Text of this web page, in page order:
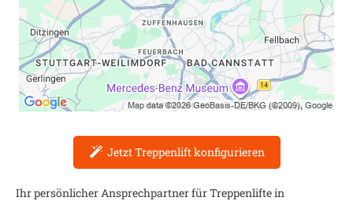
Jetzt Treppenlift konfigurieren
Ihr persönlicher Ansprechpartner für Treppenlifte in